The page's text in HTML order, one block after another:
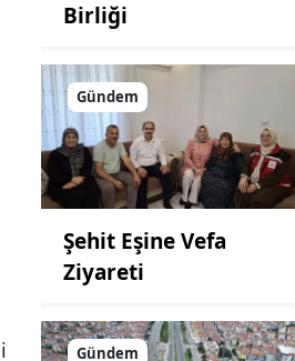
Birliği
Gündem
Şehit Eşine Vefa
Ziyareti
Gündem